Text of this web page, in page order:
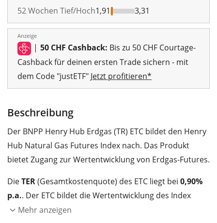
52 Wochen Tief/Hoch1,91 3,31
Anzeige
| 50 CHF Cashback: Bis zu 50 CHF Courtage-
Cashback für deinen ersten Trade sichern - mit
dem Code "justETF" Jetzt profitieren*
Beschreibung
Der BNPP Henry Hub Erdgas (TR) ETC bildet den Henry
Hub Natural Gas Futures Index nach. Das Produkt
bietet Zugang zur Wertentwicklung von Erdgas-Futures.
DieTER(Gesamtkostenquote) des ETC liegt bei 0,90%
p.a.. Der ETC bildet die Wertentwicklung des Index
synthetisch durch Swaps
Mehr anzeigen